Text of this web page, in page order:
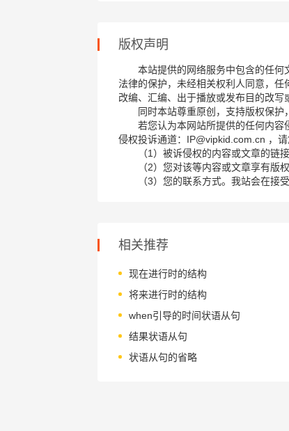
版权声明
本站提供的网络服务中包含的任
法律的保护，未经相关权利人同意，任
改编、汇编、出于播放或发布目的改写
同时本站尊重原创，支持版权保护
若您认为本网站所提供的任何内容
侵权投诉通道：IP@vipkid.com.cn ，请
（1）被诉侵权的内容或文章的链接
（2）您对该等内容或文章享有版
（3）您的联系方式。我站会在接
相关推荐
现在进行时的结构
将来进行时的结构
when引导的时间状语从句
结果状语从句
状语从句的省略